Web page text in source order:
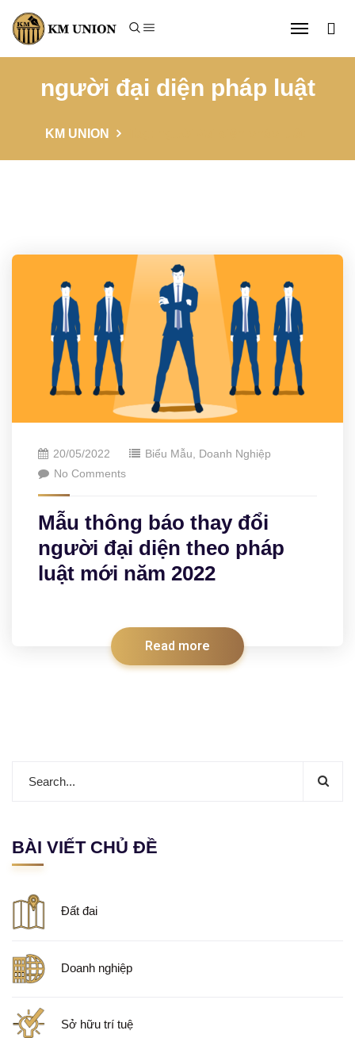
người đại diện pháp luật
KM UNION
20/05/2022 Biểu Mẫu, Doanh Nghiệp
No Comments
Mẫu thông báo thay đổi
người đại diện theo pháp
luật mới năm 2022
Read more
BÀI VIẾT CHỦ ĐỀ
Đất đai
Doanh nghiệp
Sở hữu trí tuệ